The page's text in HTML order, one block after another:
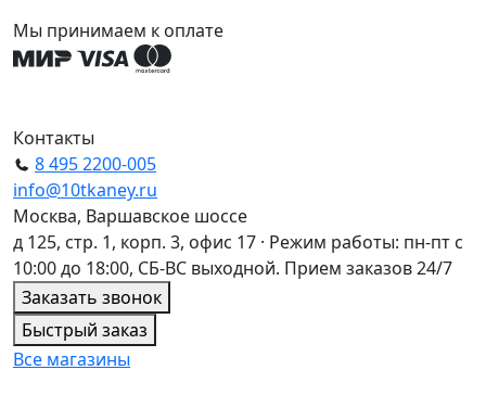
Мы принимаем к оплате
Контакты
8 495 2200-005
info@10tkaney.ru
Москва, Варшавское шоссе
д 125, стр. 1, корп. 3, офис 17 · Режим работы: пн-пт с
10:00 до 18:00, СБ-ВС выходной. Прием заказов 24/7
Заказать звонок
Быстрый заказ
Все магазины